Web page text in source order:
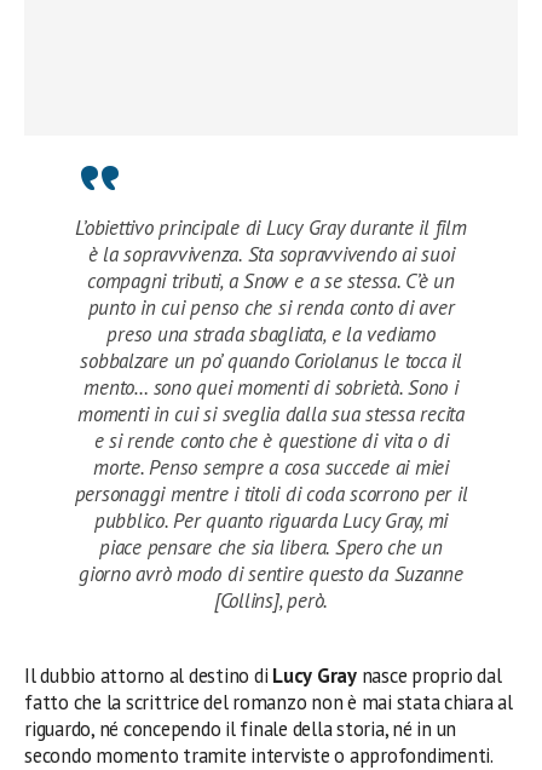
L’obiettivo principale di Lucy Gray durante il film
è la sopravvivenza. Sta sopravvivendo ai suoi
compagni tributi, a Snow e a se stessa. C’è un
punto in cui penso che si renda conto di aver
preso una strada sbagliata, e la vediamo
sobbalzare un po’ quando Coriolanus le tocca il
mento… sono quei momenti di sobrietà. Sono i
momenti in cui si sveglia dalla sua stessa recita
e si rende conto che è questione di vita o di
morte. Penso sempre a cosa succede ai miei
personaggi mentre i titoli di coda scorrono per il
pubblico. Per quanto riguarda Lucy Gray, mi
piace pensare che sia libera. Spero che un
giorno avrò modo di sentire questo da Suzanne
[Collins], però.
Il dubbio attorno al destino di Lucy Graynasce proprio dal
fatto che la scrittrice del romanzo non è mai stata chiara al
riguardo, né concependo il finale della storia, né in un
secondo momento tramite interviste o approfondimenti.